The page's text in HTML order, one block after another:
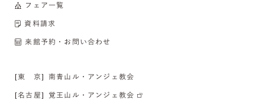
フェア一覧
資料請求
来館予約・お問い合わせ
[東 京] 南青山ル・アンジェ教会
[名古屋] 覚王山ル・アンジェ教会